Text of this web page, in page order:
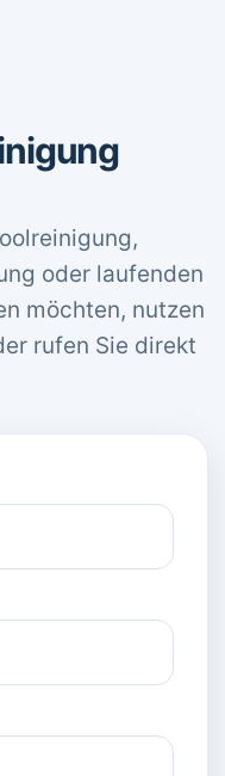
oder laufenden
möchten, nutzen
rufen Sie direkt